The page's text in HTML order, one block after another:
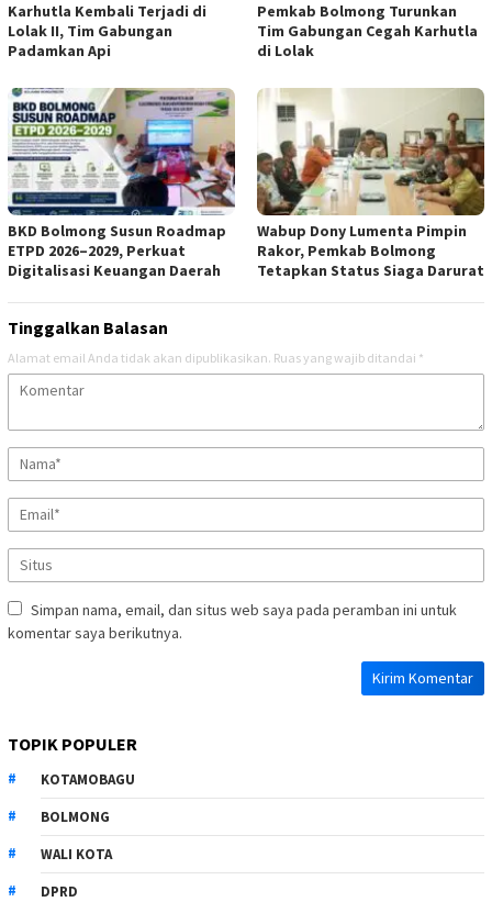
Karhutla Kembali Terjadi di
Lolak II, Tim Gabungan
Padamkan Api
Pemkab Bolmong Turunkan
Tim Gabungan Cegah Karhutla
di Lolak
BKD Bolmong Susun Roadmap
ETPD 2026–2029, Perkuat
Digitalisasi Keuangan Daerah
Wabup Dony Lumenta Pimpin
Rakor, Pemkab Bolmong
Tetapkan Status Siaga Darurat
Tinggalkan Balasan
Alamat email Anda tidak akan dipublikasikan. Ruas yang wajib ditandai *
Simpan nama, email, dan situs web saya pada peramban ini untuk
komentar saya berikutnya.
TOPIK POPULER
KOTAMOBAGU
BOLMONG
WALI KOTA
DPRD